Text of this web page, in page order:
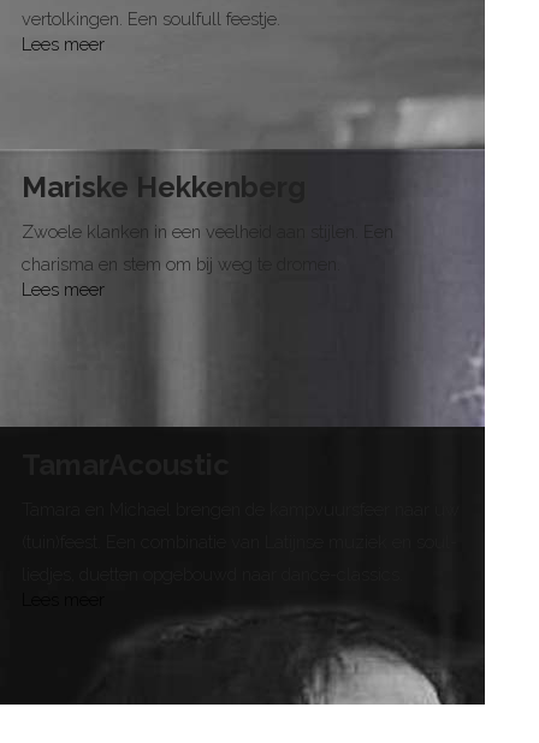
vertolkingen. Een soulfull feestje.
Lees meer
Mariske Hekkenberg
Zwoele klanken in een veelheid aan stijlen. Een
charisma en stem om bij weg te dromen.
Lees meer